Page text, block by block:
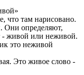
что там нарисовано.
Они определяют,
- живой или неживой.
это неживой
Это живое слово -